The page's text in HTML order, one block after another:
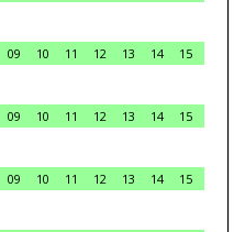
09 10 11 12 13 14
15
09 10 11 12 13 14
15
09 10 11 12 13 14
15